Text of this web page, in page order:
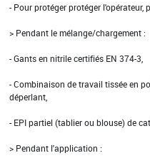
- Pour protéger protéger l'opérateur,
> Pendant le mélange/chargement :
- Gants en nitrile certifiés EN 374-3,
- Combinaison de travail tissée en
déperlant,
- EPI partiel (tablier ou blouse) de
> Pendant l'application :